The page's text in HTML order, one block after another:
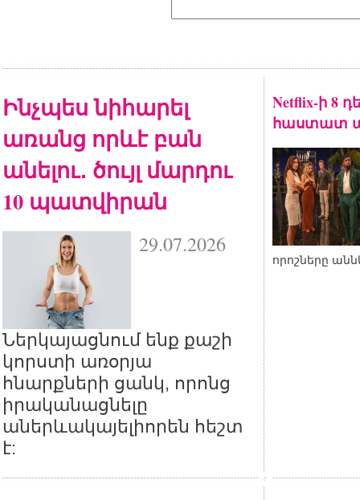
Ինչպես նիհարել
առանց որևէ բան
անելու․ ծույլ մարդու
10 պատվիրան
29.07.2026
Ներկայացնում ենք քաշի
կորստի առօրյա
հնարքների ցանկ, որոնց
իրականացնելը
աներևակայելիորեն հեշտ
է:
Netflix-ի 8
հաստատ
որոշները